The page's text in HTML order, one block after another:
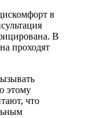
в
В
проходят
этому
что